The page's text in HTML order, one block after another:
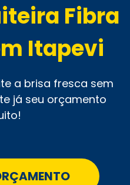
Fibra
Itapevi
a brisa fresca sem
já seu orçamento